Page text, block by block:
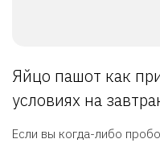
Яйцо пашот как
условиях на
Если вы когда-либо